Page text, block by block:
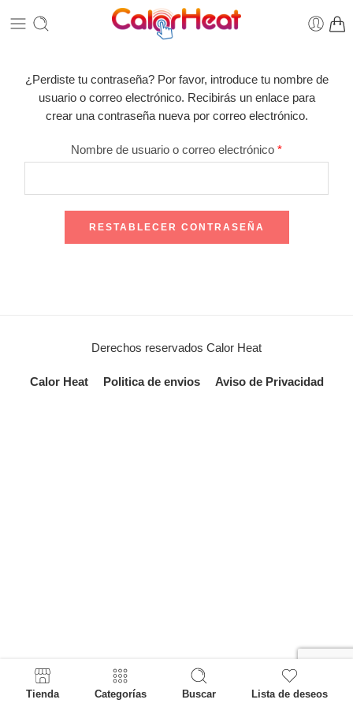
¿Perdiste tu contraseña? Por favor, introduce tu nombre de
usuario o correo electrónico. Recibirás un enlace para
crear una contraseña nueva por correo electrónico.
Nombre de usuario o correo electrónico *
RESTABLECER CONTRASEÑA
Derechos reservados Calor Heat
Calor Heat Politica de envios Aviso de Privacidad
Tienda Categorías Buscar Lista de deseos